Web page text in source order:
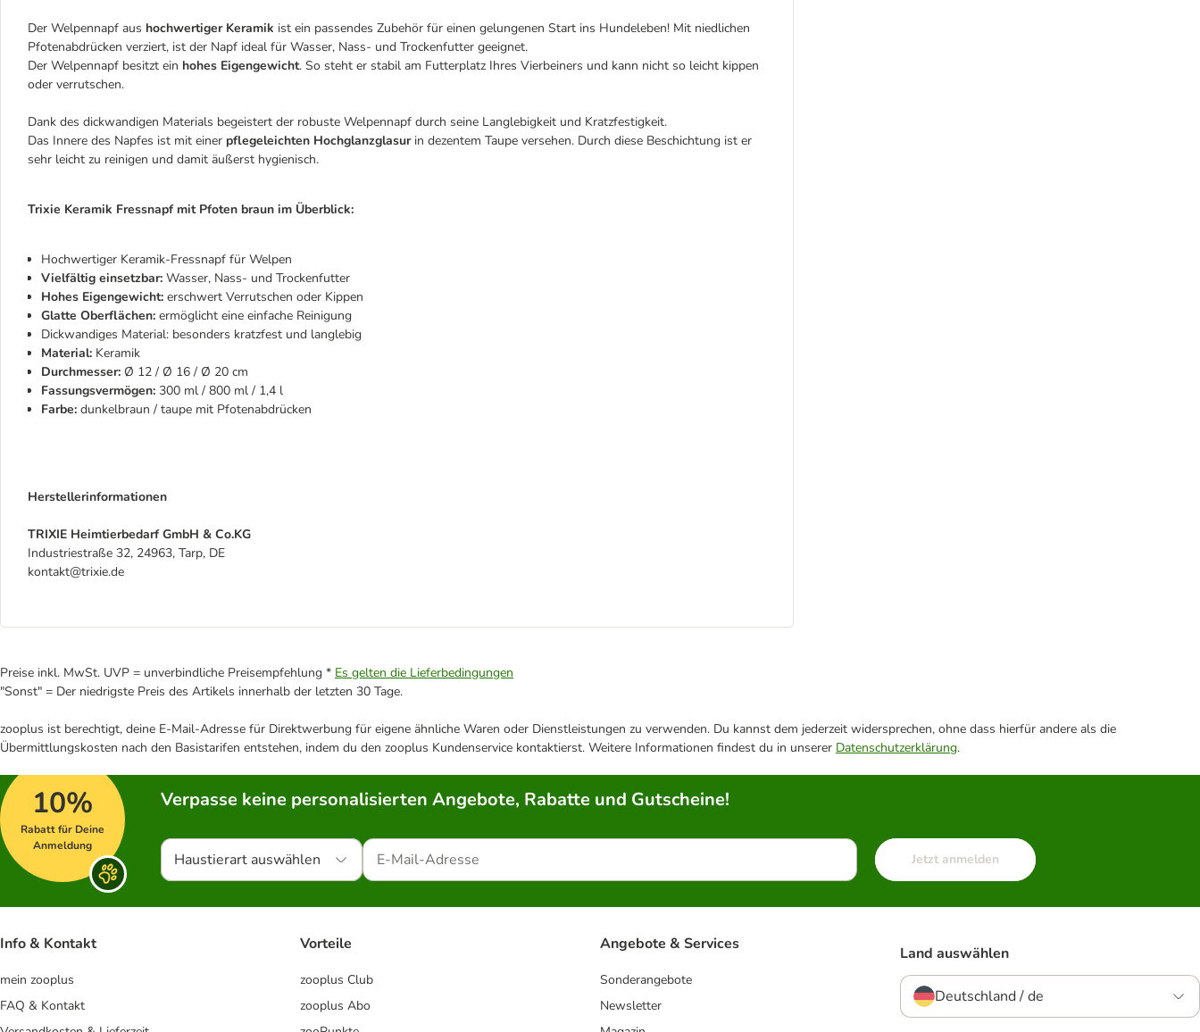
Der Welpennapf aus hochwertiger Keramik ist ein passendes Zubehör für einen gelungenen Start ins Hundeleben! Mit niedlichen
Pfotenabdrücken verziert, ist der Napf ideal für Wasser, Nass- und Trockenfutter geeignet.
Der Welpennapf besitzt ein hohes Eigengewicht. So steht er stabil am Futterplatz Ihres Vierbeiners und kann nicht so leicht kippen
oder verrutschen.
Dank des dickwandigen Materials begeistert der robuste Welpennapf durch seine Langlebigkeit und Kratzfestigkeit.
Das Innere des Napfes ist mit einer pflegeleichten Hochglanzglasurin dezentem Taupe versehen. Durch diese Beschichtung ist er
sehr leicht zu reinigen und damit äußerst hygienisch.
Trixie Keramik Fressnapf mit Pfoten braun im Überblick:
Hochwertiger Keramik-Fressnapf für Welpen
Vielfältig einsetzbar: Wasser, Nass- und Trockenfutter
Hohes Eigengewicht: erschwert Verrutschen oder Kippen
Glatte Oberflächen: ermöglicht eine einfache Reinigung
Dickwandiges Material: besonders kratzfest und langlebig
Material: Keramik
Durchmesser: Ø 12 / Ø 16 / Ø 20 cm
Fassungsvermögen: 300 ml / 800 ml / 1,4 l
Farbe: dunkelbraun / taupe mit Pfotenabdrücken
Herstellerinformationen
TRIXIE Heimtierbedarf GmbH & Co.KG
Industriestraße 32, 24963, Tarp, DE
kontakt@trixie.de
Preise inkl. MwSt. UVP = unverbindliche Preisempfehlung * Es gelten die Lieferbedingungen
"Sonst" = Der niedrigste Preis des Artikels innerhalb der letzten 30 Tage.
zooplus ist berechtigt, deine E-Mail-Adresse für Direktwerbung für eigene ähnliche Waren oder Dienstleistungen zu verwenden. Du kannst dem jederzeit widersprechen, ohne dass hierfür andere als die
Übermittlungskosten nach den Basistarifen entstehen, indem du den zooplus Kundenservice kontaktierst. Weitere Informationen findest du in unserer Datenschutzerklärung.
10%
Rabatt für Deine
Anmeldung
Verpasse keine personalisierten Angebote, Rabatte und Gutscheine!
Haustierart auswählen Jetzt anmelden
Info & Kontakt
mein zooplus
FAQ & Kontakt
Vorteile
zooplus Club
zooplus Abo
Angebote & Services
Sonderangebote
Newsletter
Land auswählen
Deutschland / de